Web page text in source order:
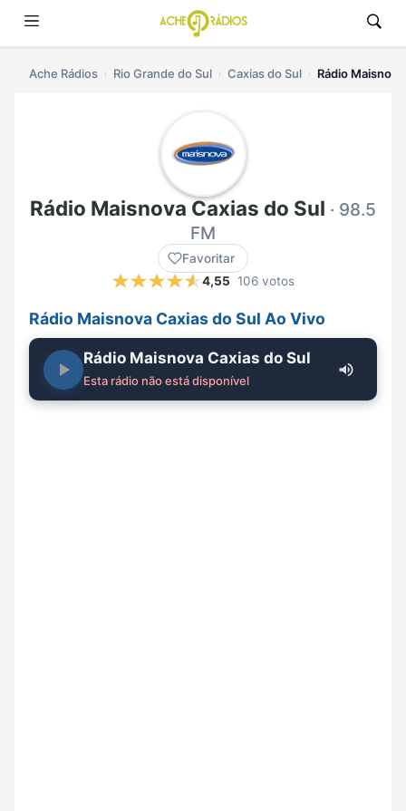
Ache Rádios Rio Grande do Sul Caxias do Sul Rádio
Rádio Maisnova Caxias do Sul · 98.5
FM
Favoritar
4,55
106 votos
Rádio Maisnova Caxias do Sul Ao Vivo
Rádio Maisnova Caxias do Sul
Esta rádio não está disponível